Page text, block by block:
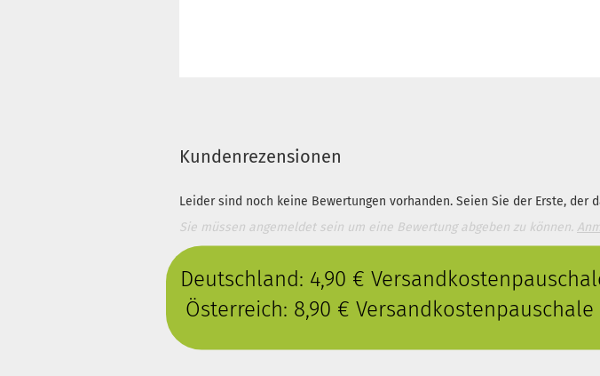
Kundenrezensionen
Leider sind noch keine Bewertungen vorhanden. Seien Sie der Erste, der
Sie müssen angemeldet sein um eine Bewertung abgeben zu können.
Deutschland: 4,90 €
Österreich: 8,90 €